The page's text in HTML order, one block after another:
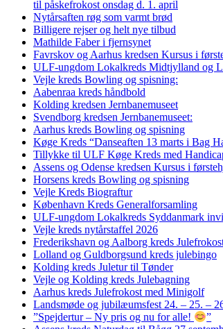
til påskefrokost onsdag d. 1. april
Nytårsaften røg som varmt brød
Billigere rejser og helt nye tilbud
Mathilde Faber i fjernsynet
Favrskov og Aarhus kredsen Kursus i
ULF-ungdom Lokalkreds Midtjylland og
Vejle kreds Bowling og spisning:
Aabenraa kreds håndbold
Kolding kredsen Jernbanemuseet
Svendborg kredsen Jernbanemuseet:
Aarhus kreds Bowling og spisning
Køge Kreds “Danseaften 13 marts i Bag
Tillykke til ULF Køge Kreds med
Assens og Odense kredsen Kursus i
Horsens kreds Bowling og spisning
Vejle Kreds Biograftur
København Kreds Generalforsamling
ULF-ungdom Lokalkreds Syddanmark
Vejle kreds nytårstaffel 2026
Frederikshavn og Aalborg kreds
Lolland og Guldborgsund kreds julebingo
Kolding kreds Juletur til Tønder
Vejle og Kolding kreds Julebagning
Aarhus kreds Julefrokost med Minigolf
Landsmøde og jubilæumsfest 24. – 25. –
”Spejdertur – Ny pris og nu for alle!
”